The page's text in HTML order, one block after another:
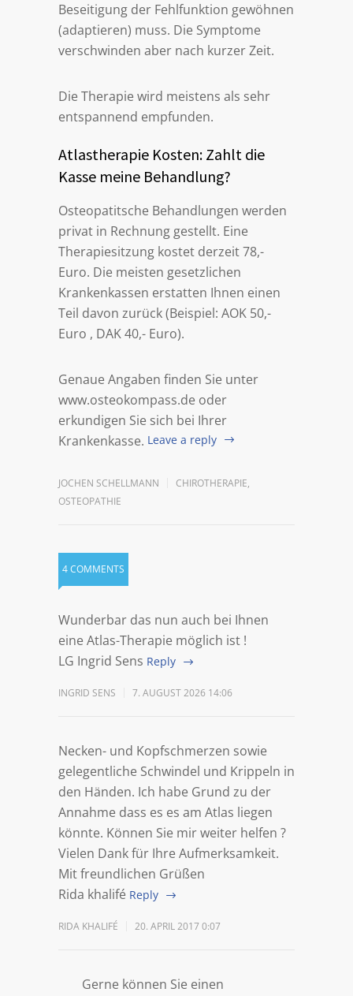
Beseitigung der Fehlfunktion gewöhnen
(adaptieren) muss. Die Symptome
verschwinden aber nach kurzer Zeit.
Die Therapie wird meistens als sehr
entspannend empfunden.
Atlastherapie Kosten: Zahlt die
Kasse meine Behandlung?
Osteopatitsche Behandlungen werden
privat in Rechnung gestellt. Eine
Therapiesitzung kostet derzeit 78,-
Euro. Die meisten gesetzlichen
Krankenkassen erstatten Ihnen einen
Teil davon zurück (Beispiel: AOK 50,-
Euro , DAK 40,- Euro).
Genaue Angaben finden Sie unter
www.osteokompass.de oder
erkundigen Sie sich bei Ihrer
Krankenkasse. Leave a reply
JOCHEN SCHELLMANN CHIROTHERAPIE,
OSTEOPATHIE
4 COMMENTS
Wunderbar das nun auch bei Ihnen
eine Atlas-Therapie möglich ist !
LG Ingrid Sens Reply
INGRID SENS 7. AUGUST 2026 14:06
Necken- und Kopfschmerzen sowie
gelegentliche Schwindel und Krippeln in
den Händen. Ich habe Grund zu der
Annahme dass es es am Atlas liegen
könnte. Können Sie mir weiter helfen ?
Vielen Dank für Ihre Aufmerksamkeit.
Mit freundlichen Grüßen
Rida khalifé Reply
RIDA KHALIFÉ 20. APRIL 2017 0:07
Gerne können Sie einen